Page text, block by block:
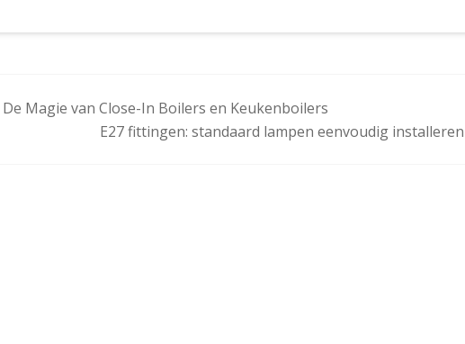
Magie van Close-In Boilers en Keukenboilers
E27 fittingen: standaard lampen eenvoudig installeren